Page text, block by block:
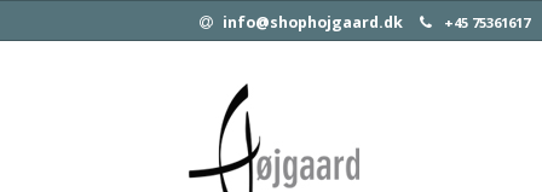
info@shophojgaard.dk +45 75361617